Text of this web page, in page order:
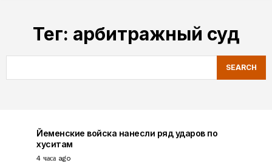
Тег: арбитражный суд
SEARCH
Йеменские войска нанесли ряд ударов по
хуситам
4 часа ago